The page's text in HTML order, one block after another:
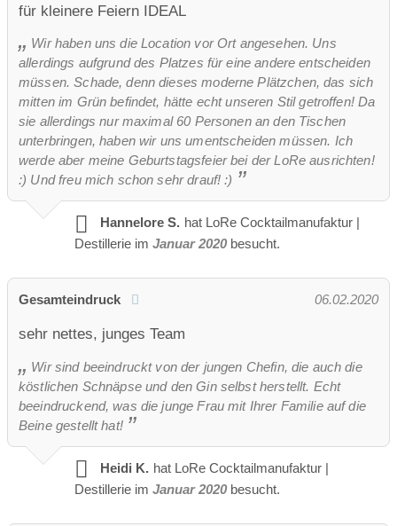
für kleinere Feiern IDEAL
Wir haben uns die Location vor Ort angesehen. Uns
allerdings aufgrund des Platzes für eine andere entscheiden
müssen. Schade, denn dieses moderne Plätzchen, das sich
mitten im Grün befindet, hätte echt unseren Stil getroffen! Da
sie allerdings nur maximal 60 Personen an den Tischen
unterbringen, haben wir uns umentscheiden müssen. Ich
werde aber meine Geburtstagsfeier bei der LoRe ausrichten!
:) Und freu mich schon sehr drauf! :)
Hannelore S. hat LoRe Cocktailmanufaktur |
Destillerie im Januar 2020 besucht.
Gesamteindruck 06.02.2020
sehr nettes, junges Team
Wir sind beeindruckt von der jungen Chefin, die auch die
köstlichen Schnäpse und den Gin selbst herstellt. Echt
beeindruckend, was die junge Frau mit Ihrer Familie auf die
Beine gestellt hat!
Heidi K. hat LoRe Cocktailmanufaktur |
Destillerie im Januar 2020 besucht.